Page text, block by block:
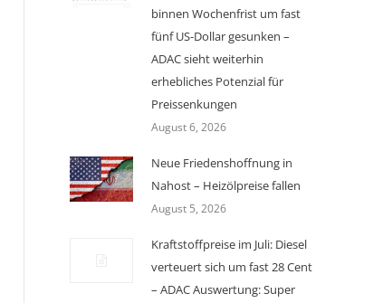
binnen Wochenfrist um fast
fünf US-Dollar gesunken –
ADAC sieht weiterhin
erhebliches Potenzial für
Preissenkungen
August 6, 2026
Neue Friedenshoffnung in
Nahost – Heizölpreise fallen
August 5, 2026
Kraftstoffpreise im Juli: Diesel
verteuert sich um fast 28 Cent
– ADAC Auswertung: Super